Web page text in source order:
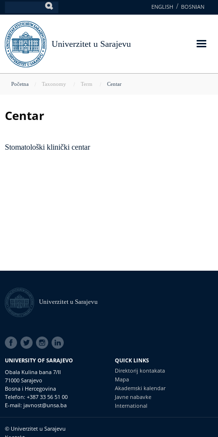
na
glavni
sadržaj
ENGLISH BOSNIAN
Univerzitet u Sarajevu
You
here
Početna Taxonomy Term Centar
Centar
Stomatološki klinički centar
Univerzitet u Sarajevu
SOCIAL
LINKS
UNIVERSITY OF SARAJEVO
Obala Kulina bana 7/II
71000 Sarajevo
Bosna i Hercegovina
Telefon: +387 33 56 51 00
E-mail: javnost@unsa.ba
QUICK LINKS
Direktorij kontakata
Mapa
Akademski kalendar
Javne nabavke
International
Footer
© Univerzitet u Sarajevu